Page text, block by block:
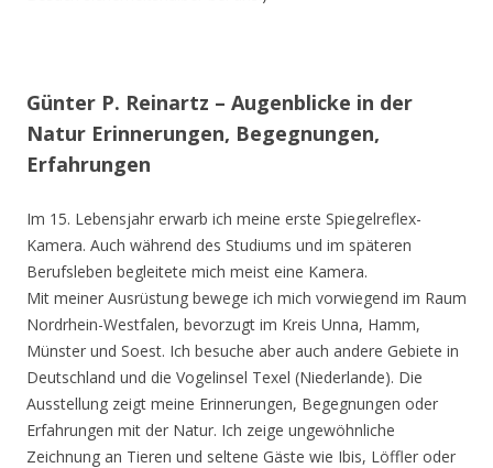
Günter P. Reinartz – Augenblicke in der
Natur Erinnerungen, Begegnungen,
Erfahrungen
Im 15. Lebensjahr erwarb ich meine erste Spiegelreflex-
Kamera. Auch während des Studiums und im späteren
Berufsleben begleitete mich meist eine Kamera.
Mit meiner Ausrüstung bewege ich mich vorwiegend im Raum
Nordrhein-Westfalen, bevorzugt im Kreis Unna, Hamm,
Münster und Soest. Ich besuche aber auch andere Gebiete in
Deutschland und die Vogelinsel Texel (Niederlande). Die
Ausstellung zeigt meine Erinnerungen, Begegnungen oder
Erfahrungen mit der Natur. Ich zeige ungewöhnliche
Zeichnung an Tieren und seltene Gäste wie Ibis, Löffler oder